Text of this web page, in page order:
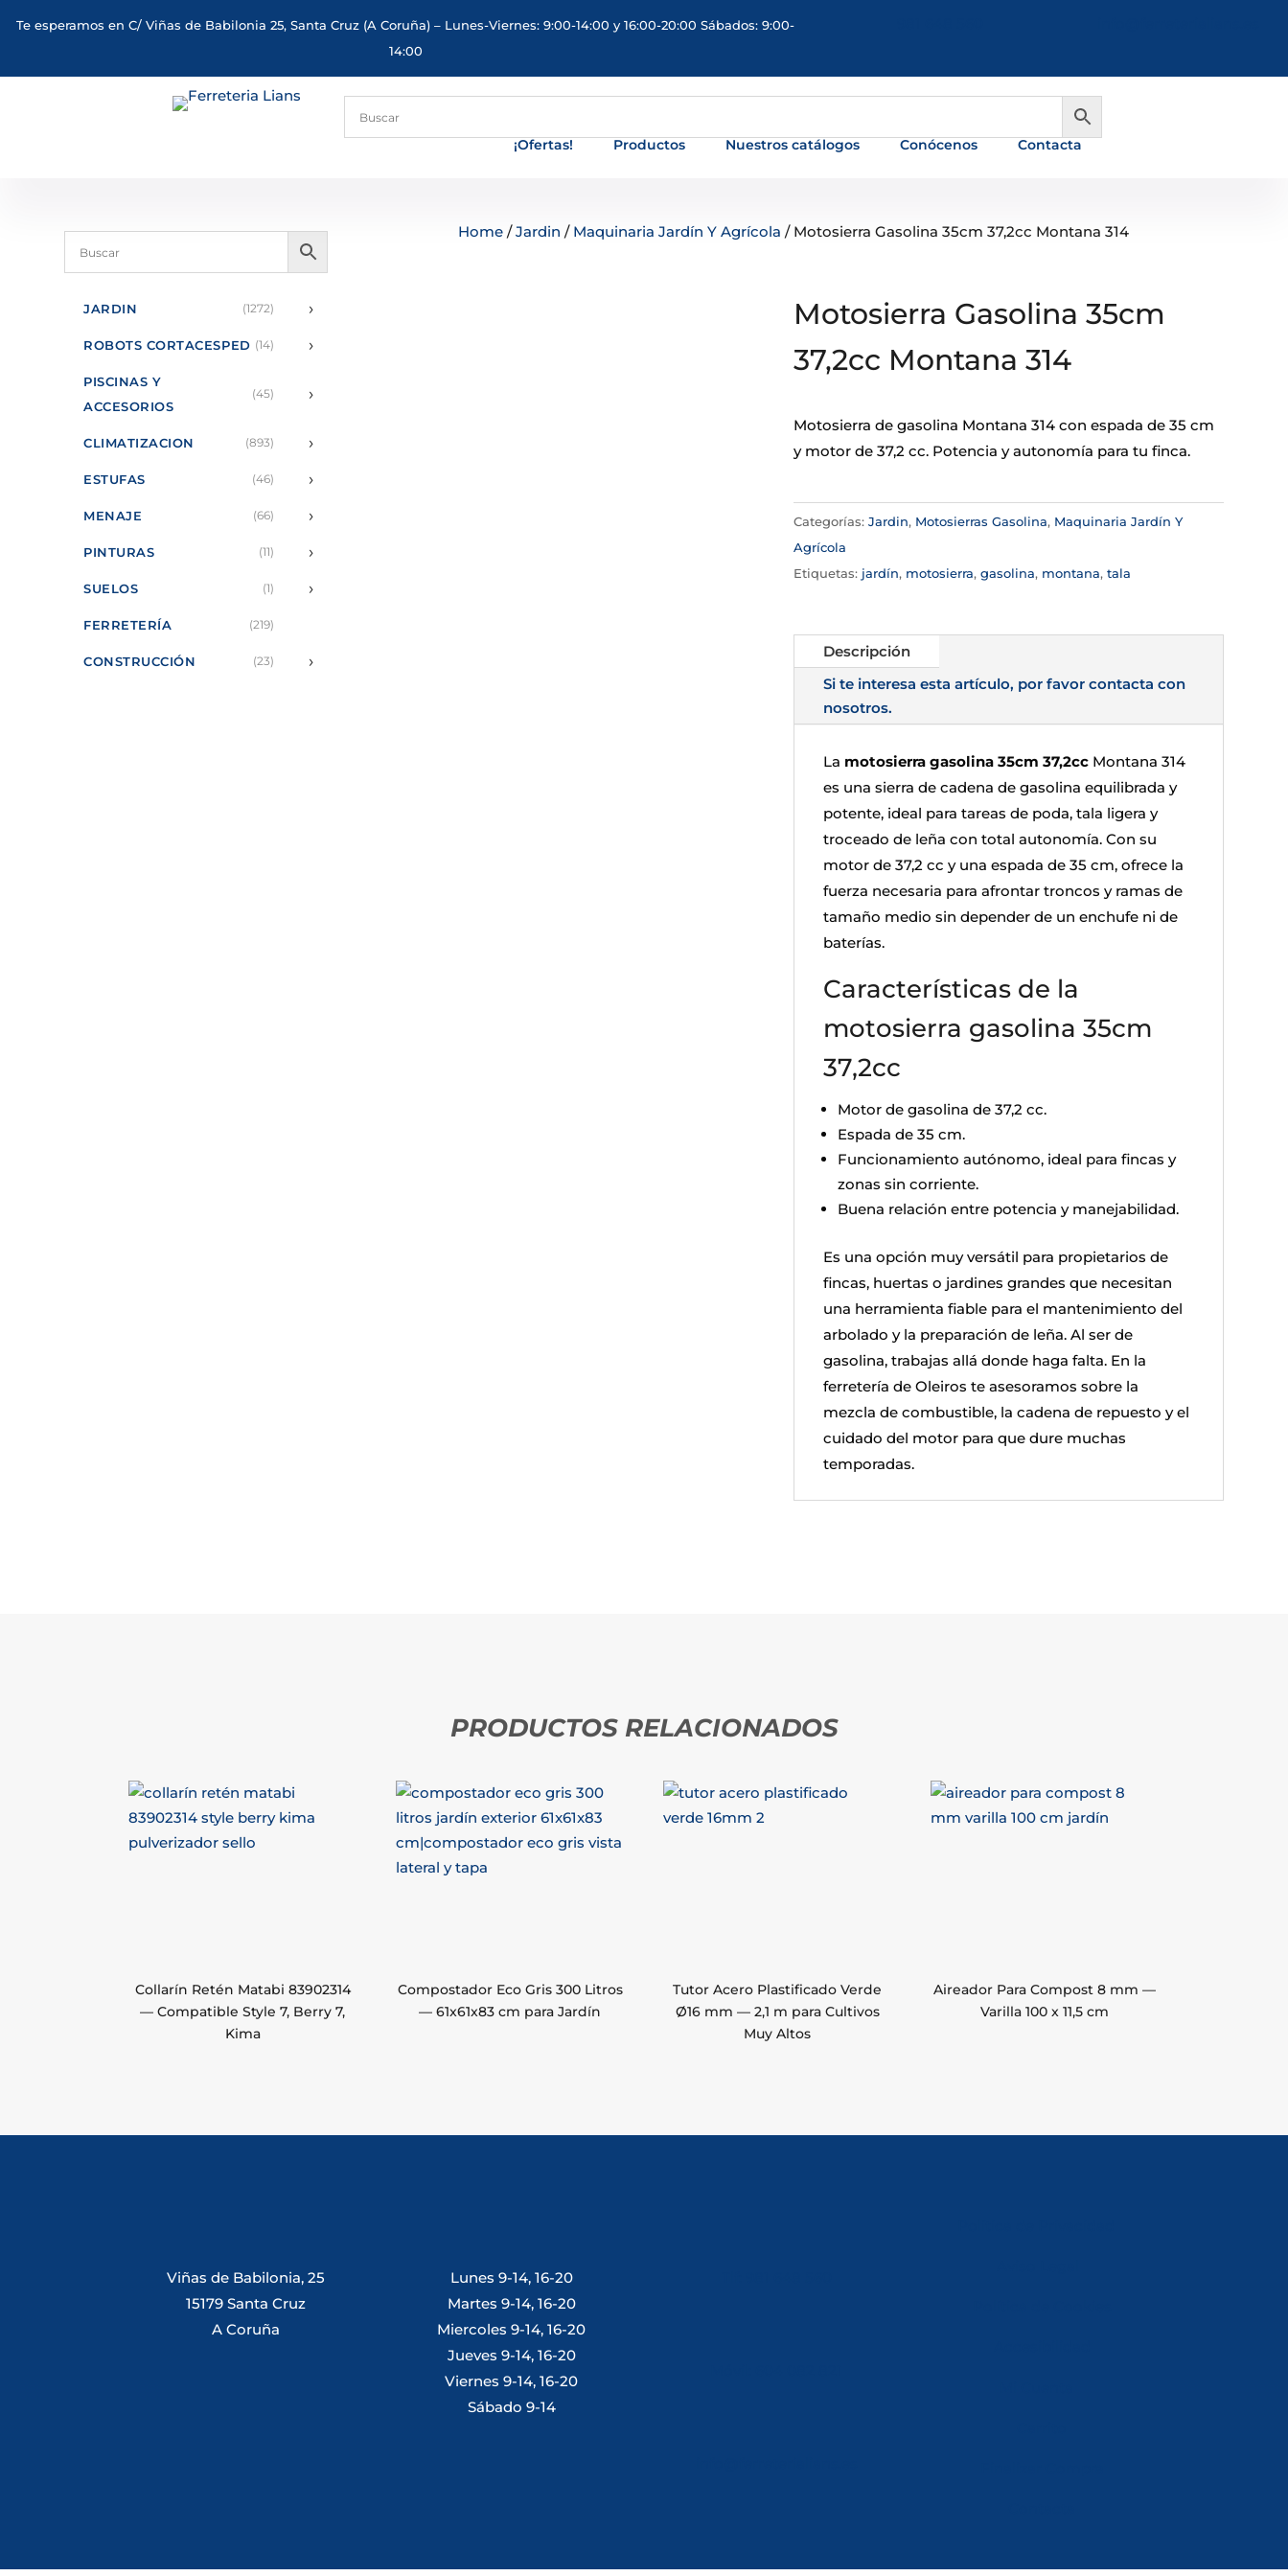
Te esperamos en C/ Viñas de Babilonia 25, Santa Cruz (A Coruña) – Lunes-Viernes: 9:00-14:00 y 16:00-20:00 Sábados: 9:00-
14:00
¡Ofertas! Productos Nuestros catálogos Conócenos Contacta
JARDIN (1272) ›
ROBOTS CORTACESPED (14) ›
PISCINAS Y
ACCESORIOS
(45) ›
CLIMATIZACION (893) ›
ESTUFAS (46) ›
MENAJE (66) ›
PINTURAS (11) ›
SUELOS (1) ›
FERRETERÍA (219)
CONSTRUCCIÓN (23) ›
Home/Jardin / Maquinaria Jardín Y Agrícola / Motosierra Gasolina 35cm 37,2cc Montana 314
Motosierra Gasolina 35cm
37,2cc Montana 314
Motosierra de gasolina Montana 314 con espada de 35 cm
y motor de 37,2 cc. Potencia y autonomía para tu finca.
Categorías: Jardin, Motosierras Gasolina, Maquinaria Jardín Y
Agrícola
Etiquetas: jardín, motosierra, gasolina, montana, tala
Descripción
Si te interesa esta artículo, por favor contacta con
nosotros.
La motosierra gasolina 35cm 37,2ccMontana 314
es una sierra de cadena de gasolina equilibrada y
potente, ideal para tareas de poda, tala ligera y
troceado de leña con total autonomía. Con su
motor de 37,2 cc y una espada de 35 cm, ofrece la
fuerza necesaria para afrontar troncos y ramas de
tamaño medio sin depender de un enchufe ni de
baterías.
Características de la
motosierra gasolina 35cm
37,2cc
Motor de gasolina de 37,2 cc.
Espada de 35 cm.
Funcionamiento autónomo, ideal para fincas y
zonas sin corriente.
Buena relación entre potencia y manejabilidad.
Es una opción muy versátil para propietarios de
fincas, huertas o jardines grandes que necesitan
una herramienta fiable para el mantenimiento del
arbolado y la preparación de leña. Al ser de
gasolina, trabajas allá donde haga falta. En la
ferretería de Oleiros te asesoramos sobre la
mezcla de combustible, la cadena de repuesto y el
cuidado del motor para que dure muchas
temporadas.
PRODUCTOS RELACIONADOS
Collarín Retén Matabi 83902314
— Compatible Style 7, Berry 7,
Kima
Compostador Eco Gris 300 Litros
— 61x61x83 cm para Jardín
Tutor Acero Plastificado Verde
Ø16 mm — 2,1 m para Cultivos
Muy Altos
Aireador Para Compost 8 mm —
Varilla 100 x 11,5 cm
Viñas de Babilonia, 25
15179 Santa Cruz
A Coruña
Lunes 9-14, 16-20
Martes 9-14, 16-20
Miercoles 9-14, 16-20
Jueves 9-14, 16-20
Viernes 9-14, 16-20
Sábado 9-14